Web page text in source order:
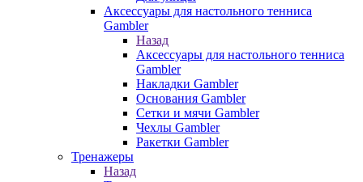
Аксессуары для настольного тенниса
Gambler
Назад
Аксессуары для настольного тенниса
Gambler
Накладки Gambler
Основания Gambler
Сетки и мячи Gambler
Чехлы Gambler
Ракетки Gambler
Тренажеры
Назад